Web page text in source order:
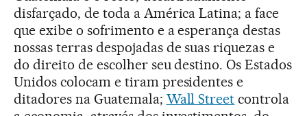
disfarçado, de toda a América Latina; a face
que exibe o sofrimento e a esperança destas
nossas terras despojadas de suas riquezas e
do direito de escolher seu destino. Os Estados
Unidos colocam e tiram presidentes e
ditadores na Guatemala; Wall Street controla